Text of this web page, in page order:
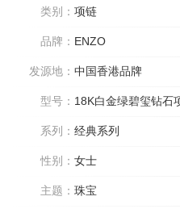
类别： 项链
品牌： ENZO
发源地： 中国香港品牌
型号： 18K白金绿碧玺钻石
系列： 经典系列
性别： 女士
主题： 珠宝